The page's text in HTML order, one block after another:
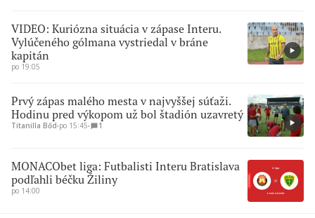
VIDEO: Kuriózna situácia v zápase Interu.
Vylúčeného gólmana vystriedal v bráne
kapitán
po 19:05
Prvý zápas malého mesta v najvyššej súťaži.
Hodinu pred výkopom už bol štadión uzavretý
Titanilla Bőd∙po 15:45∙ 1
MONACObet liga: Futbalisti Interu Bratislava
podľahli béčku Žiliny
po 14:00